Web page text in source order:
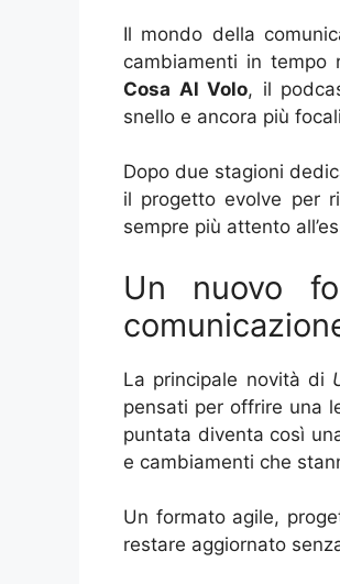
Il mondo della
cambiamenti in tempo
Cosa Al Volo, il
snello e ancora più
Dopo due stagioni
il progetto evolve per
sempre più attento
Un nuovo
La principale novità di
pensati per offrire una
puntata diventa così
e cambiamenti che
Un formato agile,
restare aggiornato